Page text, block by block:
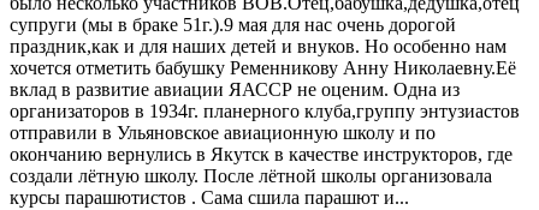
супруги (мы в браке 51г.).9 мая для нас очень дорогой
праздник,как и для наших детей и внуков. Но особенно нам
хочется отметить бабушку Ременникову Анну Николаевну.Её
вклад в развитие авиации ЯАССР не оценим. Одна из
организаторов в 1934г. планерного клуба,группу энтузиастов
отправили в Ульяновское авиационную школу и по
окончанию вернулись в Якутск в качестве инструкторов, где
создали лётную школу. После лётной школы организовала
курсы парашютистов . Сама сшила парашют и...